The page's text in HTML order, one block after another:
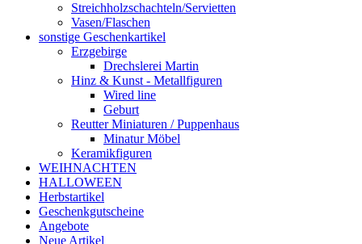
Streichholzschachteln/Servietten
Vasen/Flaschen
sonstige Geschenkartikel
Erzgebirge
Drechslerei Martin
Hinz & Kunst - Metallfiguren
Wired line
Geburt
Reutter Miniaturen / Puppenhaus
Minatur Möbel
Keramikfiguren
WEIHNACHTEN
HALLOWEEN
Herbstartikel
Geschenkgutscheine
Angebote
Neue Artikel